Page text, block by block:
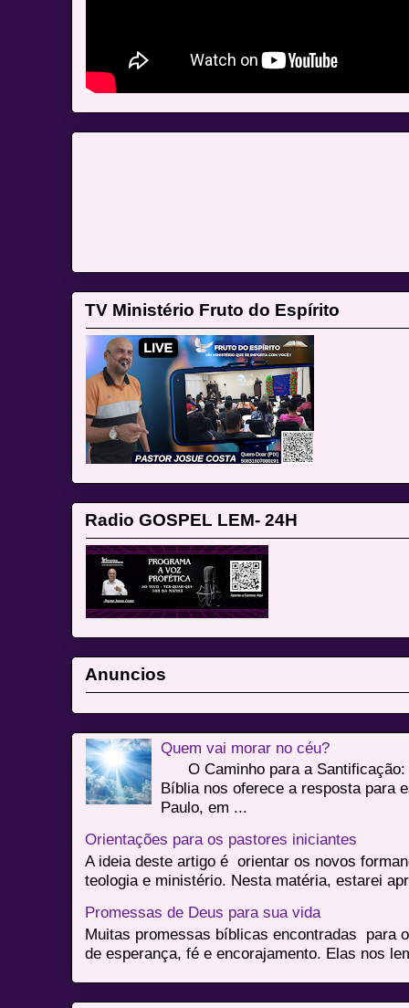
TV Ministério Fruto do Espírito
Radio GOSPEL LEM- 24H
Anuncios
Quem vai morar no céu?
O Caminho para a Santificação:
Bíblia nos oferece a resposta para
Paulo, em ...
Orientações para os pastores iniciantes
A ideia deste artigo é orientar os novos
teologia e ministério. Nesta matéria, estarei
Promessas de Deus para sua vida
Muitas promessas bíblicas encontradas para
de esperança, fé e encorajamento. Elas nos